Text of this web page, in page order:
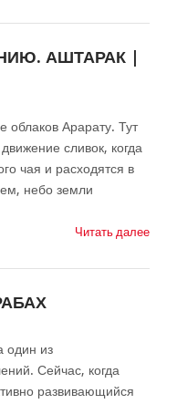
АШТАРАК |
облаков Арарату. Тут
сливок, когда
чая и расходятся в
небо земли
Читать далее
один из
Сейчас, когда
развивающийся